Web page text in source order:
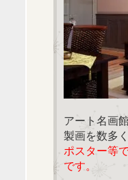
アート名画
製画を数多
ポスター等
です。